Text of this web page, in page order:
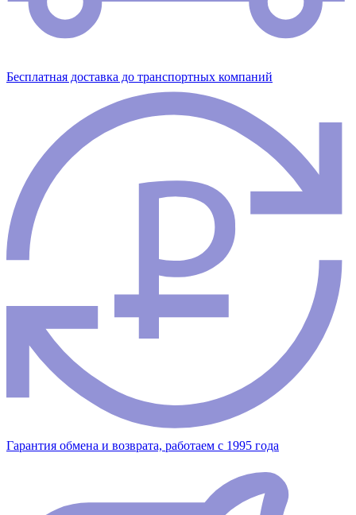
Бесплатная доставка до транспортных компаний
Гарантия обмена и возврата, работаем с 1995 года